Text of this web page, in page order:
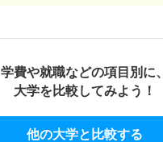
学費や就職などの項目別に、
大学を比較してみよう！
他の大学と比較する